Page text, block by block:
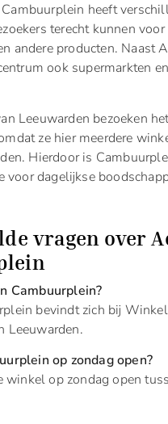
heeft
terecht kunnen
andere producten. Naast
ook supermarkten
Leeuwarden bezoeken
ze hier meerdere
Hierdoor is
voor dagelijkse
vragen over
Cambuurplein?
bevindt zich bij
Leeuwarden.
op zondag open?
winkel op zondag open